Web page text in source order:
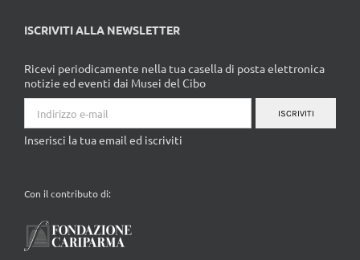
ISCRIVITI ALLA NEWSLETTER
Ricevi periodicamente nella tua casella di posta elettronica
notizie ed eventi dai Musei del Cibo
ISCRIVITI
Inserisci la tua email ed iscriviti
Con il contributo di: